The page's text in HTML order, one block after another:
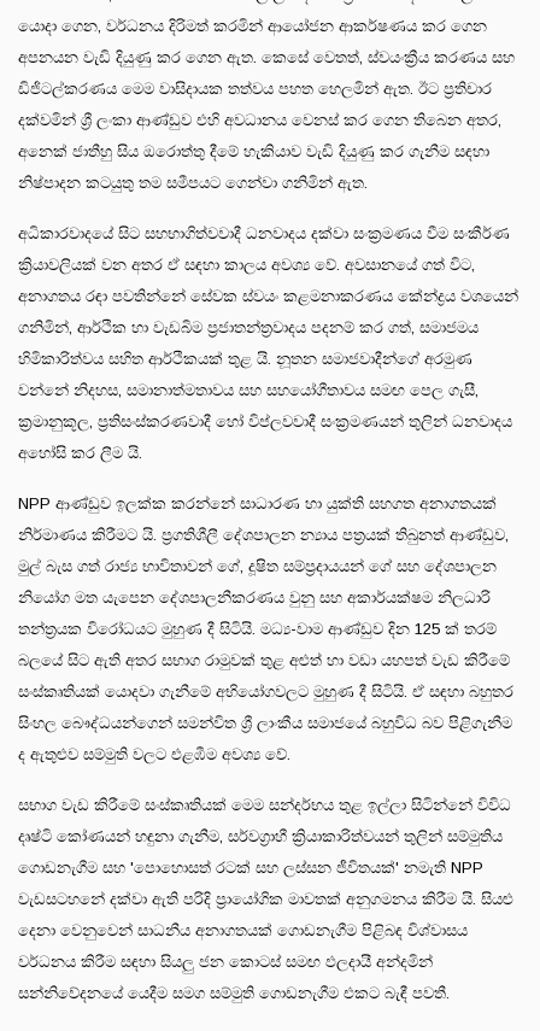
යොදා ගෙන, වර්ධනය දිරිමත් කරමින් ආයෝජන ආකර්ෂණය කර ගෙන
අපනයන වැඩි දියුණු කර ගෙන ඇත. කෙසේ වෙතත්, ස්වයංක්‍රීය කරණය සහ
ඩිජිටල්කරණය මෙම වාසිදායක තත්වය පහත හෙලමින් ඇත. ඊට ප්‍රතිචාර
දක්වමින් ශ්‍රී ලංකා ආණ්ඩුව එහි අවධානය වෙනස් කර ගෙන තිබෙන අතර,
අනෙක් ජාතීහු සිය ඔරොත්තු දීමේ හැකියාව වැඩි දියුණු කර ගැනීම සඳහා
නිෂ්පාදන කටයුතු තම සමීපයට ගෙන්වා ගනිමින් ඇත.
අධිකාරවාදයේ සිට සහභාගිත්වවාදී ධනවාදය දක්වා සංක්‍රමණය වීම සංකීර්ණ
ක්‍රියාවලියක් වන අතර ඒ සඳහා කාලය අවශ්‍ය වේ. අවසානයේ ගත් විට,
අනාගතය රඳා පවතින්නේ සේවක ස්වයං කළමනාකරණය කේන්ද්‍රය වශයෙන්
ගනිමින්, ආර්ථික හා වැඩබිම ප්‍රජාතන්ත්‍රවාදය පදනම් කර ගත්, සමාජමය
හිමිකාරිත්වය සහිත ආර්ථිකයක් තුළ යි. නූතන සමාජවාදීන්ගේ අරමුණ
වන්නේ නිදහස, සමානාත්මතාවය සහ සහයෝගීතාවය සමඟ පෙල ගැසී,
ක්‍රමානුකූල, ප්‍රතිසංස්කරණවාදී හෝ විප්ලවවාදී සංක්‍රමණයන් තුලින් ධනවාදය
අහෝසි කර ලීම යි.
NPP ආණ්ඩුව ඉලක්ක කරන්නේ සාධාරණ හා යුක්ති සහගත අනාගතයක්
නිර්මාණය කිරීමට යි. ප්‍රගතිශීලී දේශපාලන න්‍යාය පත්‍රයක් තිබුනත් ආණ්ඩුව,
මුල් බැස ගත් රාජ්‍ය භාවිතාවන් ගේ, දූෂිත සම්ප්‍රදායයන් ගේ සහ දේශපාලන
නියෝග මත යැපෙන දේශපාලනීකරණය වුනු සහ අකාර්යක්ෂම නිලධාරි
තන්ත්‍රයක විරෝධයට මුහුණ දී සිටියි. මධ්‍ය-වාම ආණ්ඩුව දින 125 ක් තරම්
බලයේ සිට ඇති අතර සභාග රාමුවක් තුළ අළුත් හා වඩා යහපත් වැඩ කිරීමේ
සංස්කෘතියක් යොදවා ගැනීමේ අභියෝගවලට මුහුණ දී සිටියි. ඒ සඳහා බහුතර
සිංහල බෞද්ධයන්ගෙන් සමන්විත ශ්‍රී ලාංකීය සමාජයේ බහුවිධ බව පිළිගැනීම
ද ඇතුළුව සම්මුති වලට එළඹීම අවශ්‍ය වේ.
සභාග වැඩ කිරීමේ සංස්කෘතියක් මෙම සන්දර්භය තුළ ඉල්ලා සිටින්නේ විවිධ
දෘෂ්ටි කෝණයන් හඳුනා ගැනීම, සර්වග්‍රාහී ක්‍රියාකාරිත්වයන් තුලින් සම්මුතිය
ගොඩනැගීම සහ 'පොහොසත් රටක් සහ ලස්සන ජීවිතයක්' නමැති NPP
වැඩසටහනේ දක්වා ඇති පරිදි ප්‍රායෝගික මාවතක් අනුගමනය කිරීම යි. සියළු
දෙනා වෙනුවෙන් සාධනීය අනාගතයක් ගොඩනැගීම පිළිබඳ විශ්වාසය
වර්ධනය කිරීම සඳහා සියලු ජන කොටස් සමඟ ඵලදායී අන්දමින්
සන්නිවේදනයේ යෙදීම සමග සම්මුති ගොඩනැගීම එකට බැඳී පවතී.